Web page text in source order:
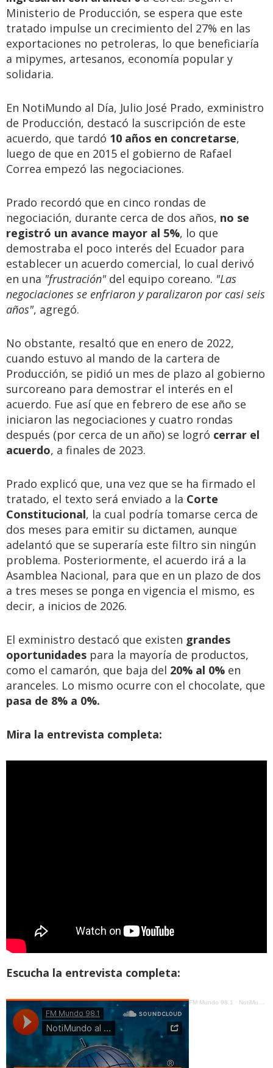
Ministerio de Producción, se espera que este
tratado impulse un crecimiento del 27% en las
exportaciones no petroleras, lo que beneficiaría
a mipymes, artesanos, economía popular y
solidaria.
En NotiMundo al Día, Julio José Prado, exministro
de Producción, destacó la suscripción de este
acuerdo, que tardó 10 años en concretarse,
luego de que en 2015 el gobierno de Rafael
Correa empezó las negociaciones.
Prado recordó que en cinco rondas de
negociación, durante cerca de dos años, no se
registró un avance mayor al 5%, lo que
demostraba el poco interés del Ecuador para
establecer un acuerdo comercial, lo cual derivó
en una "frustración" del equipo coreano. "Las
negociaciones se enfriaron y paralizaron por casi seis
años", agregó.
No obstante, resaltó que en enero de 2022,
cuando estuvo al mando de la cartera de
Producción, se pidió un mes de plazo al gobierno
surcoreano para demostrar el interés en el
acuerdo. Fue así que en febrero de ese año se
iniciaron las negociaciones y cuatro rondas
después (por cerca de un año) se logró cerrar el
acuerdo, a finales de 2023.
Prado explicó que, una vez que se ha firmado el
tratado, el texto será enviado a la Corte
Constitucional, la cual podría tomarse cerca de
dos meses para emitir su dictamen, aunque
adelantó que se superaría este filtro sin ningún
problema. Posteriormente, el acuerdo irá a la
Asamblea Nacional, para que en un plazo de dos
a tres meses se ponga en vigencia el mismo, es
decir, a inicios de 2026.
El exministro destacó que existen grandes
oportunidades para la mayoría de productos,
como el camarón, que baja del 20% al 0% en
aranceles. Lo mismo ocurre con el chocolate, que
pasa de 8% a 0%.
Mira la entrevista completa:
Escucha la entrevista completa:
FM Mundo 98.1 · NotiMundo al Día - Julio José Prado - Acuerdo comercial con Corea del Sur